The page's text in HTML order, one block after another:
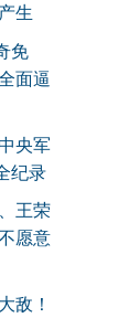
生
免
面逼
央军
纪录
王荣
愿意
敌！